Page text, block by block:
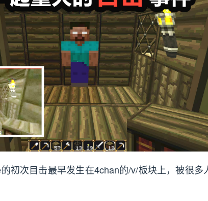
的初次目击最早发生在4chan的/v/板块上，被很多